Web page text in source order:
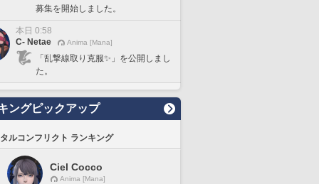
募集を開始しました。
本日 0:58
C- Netae
Anima [Mana]
「乱撃線取り克服✨」を公開しまし
た。
ングピックアップ
ルコンフリクト ランキング
Ciel Cocco
Anima [Mana]